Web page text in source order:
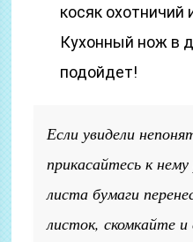
косяк
Кухонный нож в
подойдет!
Если увидели
прикасайтесь к
листа бумаги
листок, скомкайте